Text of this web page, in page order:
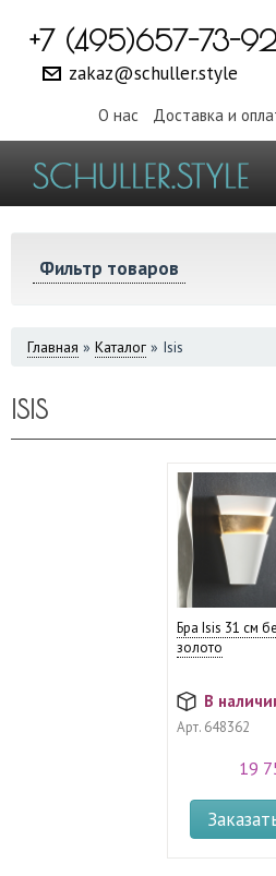
+7 (495)657-73-92
zakaz@schuller.style
О нас Доставка и
Фильтр товаров
ВЫ
Главная » Каталог » Isis
ISIS
Бра Isis 31 см
золото
В
Арт. 648362
19